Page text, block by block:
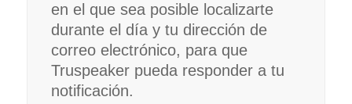
en el que sea posible localizarte
durante el día y tu dirección de
correo electrónico, para que
Truspeaker pueda responder a tu
notificación.